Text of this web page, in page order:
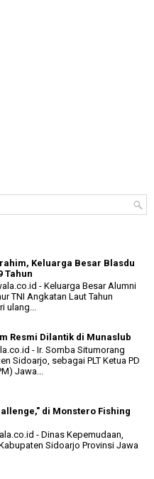
Keluarga Besar Blasdu
Tahun
- Keluarga Besar Alumni
TNI Angkatan Laut Tahun
ulang...
Resmi Dilantik di Munaslub
- Ir. Somba Situmorang
Sidoarjo, sebagai PLT Ketua PD
Jawa...
di Monstero Fishing
- Dinas Kepemudaan,
Sidoarjo Provinsi Jawa